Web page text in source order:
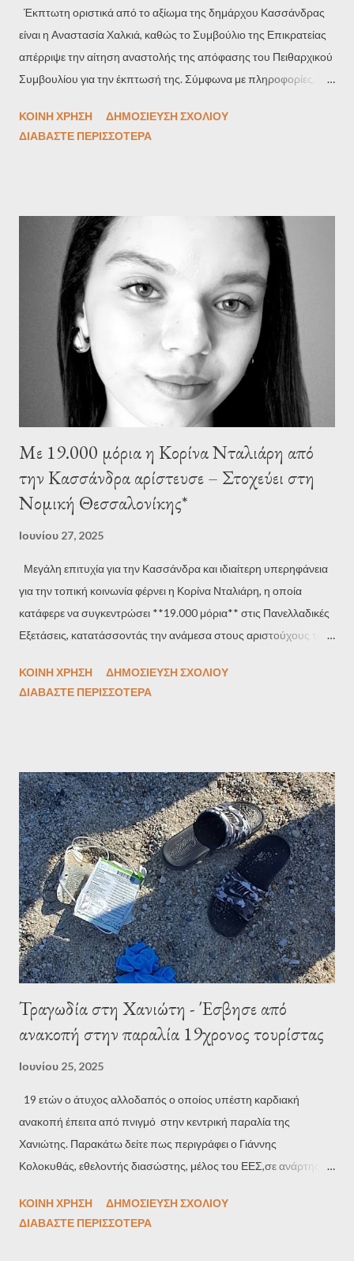
Έκπτωτη οριστικά από το αξίωμα της δημάρχου Κασσάνδρας
είναι η Αναστασία Χαλκιά, καθώς το Συμβούλιο της Επικρατείας
απέρριψε την αίτηση αναστολής της απόφασης του Πειθαρχικού
Συμβουλίου για την έκπτωσή της. Σύμφωνα με πληροφορίες, η
Κασσάνδρας την ερχόμενη Δευτέρα, όταν και πλέον θα θεωρείται
στο Λούνα Παρκ στο Πευκοχώρι. Η δήμαρχος Κασσάνδρας
παραπέμφθηκε, καθώς το Λούνα Παρκ λειτουργούσε χωρίς να
διαθέτει την απαραίτητη νόμιμη άδεια και ενώ η ΕΛΑΣ είχε
προειδοποιήσει τον δήμο Κασσάνδρας ένα μήνα πριν το
δυστύχημα, δεν είχαν προχωρήσει στις προβλεπόμενες κινήσεις.
Το Πειθαρχικό Συμβούλιο στις αρχές Μαρτίου αποφάσισε την
έκπτωσή της από το αξίωμα της δημάρχου και η κ. Χαλκιά
προχώρησε ...
ΚΟΙΝΉ ΧΡΉΣΗ
ΔΗΜΟΣΊΕΥΣΗ ΣΧΟΛΊΟΥ
ΔΙΑΒΆΣΤΕ ΠΕΡΙΣΣΌΤΕΡΑ
Με 19.000 μόρια η Κορίνα Νταλιάρη από
την Κασσάνδρα αρίστευσε – Στοχεύει στη
Νομική Θεσσαλονίκης*
Ιουνίου 27, 2025
Μεγάλη επιτυχία για την Κασσάνδρα και ιδιαίτερη υπερηφάνεια
για την τοπική κοινωνία φέρνει η Κορίνα Νταλιάρη, η οποία
κατάφερε να συγκεντρώσει **19.000 μόρια** στις Πανελλαδικές
Εξετάσεις, κατατάσσοντάς την ανάμεσα στους αριστούχους της
για τη γνώση, η Κορίνα έθεσε στόχο τη Νομική Σχολή του
αποτελεί έμπνευση για όλους τους νέους που κυνηγούν τα
όνειρά τους, αποδεικνύοντας ότι με προσήλωση και
προσπάθεια, όλα είναι δυνατά. Θερμά συγχαρητήρια Κορίνα!
Καλή αρχή στο νέο σου ταξίδι!
ΚΟΙΝΉ ΧΡΉΣΗ
ΔΗΜΟΣΊΕΥΣΗ ΣΧΟΛΊΟΥ
ΔΙΑΒΆΣΤΕ ΠΕΡΙΣΣΌΤΕΡΑ
Τραγωδία στη Χανιώτη - Έσβησε από
ανακοπή στην παραλία 19χρονος τουρίστας
Ιουνίου 25, 2025
19 ετών ο άτυχος αλλοδαπός ο οποίος υπέστη καρδιακή
ανακοπή έπειτα από πνιγμό στην κεντρική παραλία της
Χανιώτης. Παρακάτω δείτε πως περιγράφει ο Γιάννης
Κολοκυθάς, εθελοντής διασώστης, μέλος του ΕΕΣ,σε ανάρτησή
άτυχος νέος απο την Βόρεια Μακεδονία (ΣΚΟΠΙΑ) ο οποίος
ΚΟΙΝΉ ΧΡΉΣΗ
ΔΗΜΟΣΊΕΥΣΗ ΣΧΟΛΊΟΥ
ΔΙΑΒΆΣΤΕ ΠΕΡΙΣΣΌΤΕΡΑ